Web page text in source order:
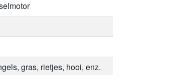
gras, rietjes, hooi, enz.